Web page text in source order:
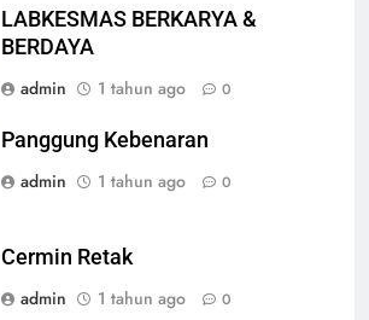
LABKESMAS BERKARYA &
BERDAYA
admin
1 tahun ago 0
Panggung Kebenaran
admin
1 tahun ago 0
Cermin Retak
admin
1 tahun ago 0